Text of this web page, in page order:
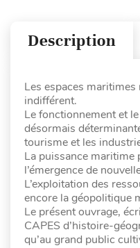
Description
Les espaces
indifférent.
Le fonctionnement et
désormais
tourisme et les
La puissance maritime
l’émergence de
L’exploitation des
encore la géopolitique
Le présent ouvrage,
CAPES d’histoire-
qu’au grand public